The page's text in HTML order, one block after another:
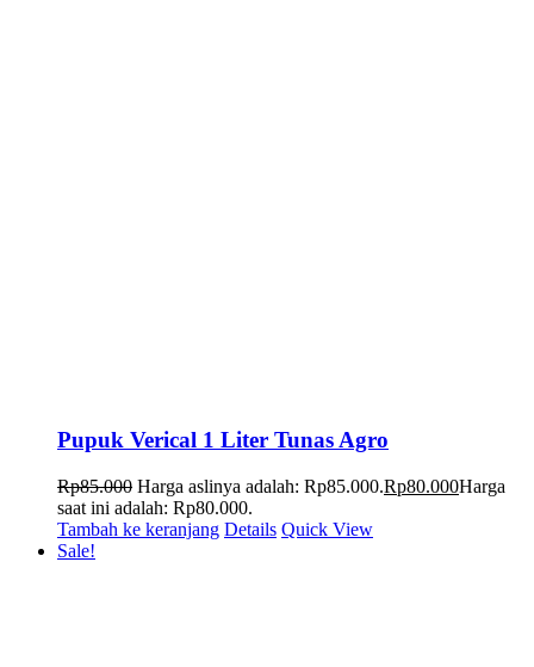
Pupuk Verical 1 Liter Tunas Agro
Rp85.000 Harga aslinya adalah: Rp85.000.Rp80.000Harga
saat ini adalah: Rp80.000.
Tambah ke keranjang Details Quick View
Sale!